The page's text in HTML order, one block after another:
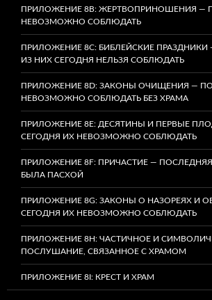
ПРИЛОЖЕНИЕ 8B: ЖЕРТВОПРИНОШЕНИЯ —
НЕВОЗМОЖНО СОБЛЮДАТЬ
ПРИЛОЖЕНИЕ 8C: БИБЛЕЙСКИЕ
ИЗ НИХ СЕГОДНЯ НЕЛЬЗЯ СОБЛЮДАТЬ
ПРИЛОЖЕНИЕ 8D: ЗАКОНЫ ОЧИЩЕНИЯ —
НЕВОЗМОЖНО СОБЛЮДАТЬ БЕЗ ХРАМА
ПРИЛОЖЕНИЕ 8E: ДЕСЯТИНЫ И ПЕРВЫЕ
СЕГОДНЯ ИХ НЕВОЗМОЖНО СОБЛЮДАТЬ
ПРИЛОЖЕНИЕ 8F: ПРИЧАСТИЕ —
БЫЛА ПАСХОЙ
ПРИЛОЖЕНИЕ 8G: ЗАКОНЫ О НАЗОРЕЯХ И
СЕГОДНЯ ИХ НЕВОЗМОЖНО СОБЛЮДАТЬ
ПРИЛОЖЕНИЕ 8H: ЧАСТИЧНОЕ И
ПОСЛУШАНИЕ, СВЯЗАННОЕ С ХРАМОМ
ПРИЛОЖЕНИЕ 8I: КРЕСТ И ХРАМ